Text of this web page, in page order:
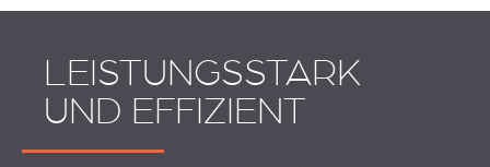
LEISTUNGSSTARK
UND EFFIZIENT